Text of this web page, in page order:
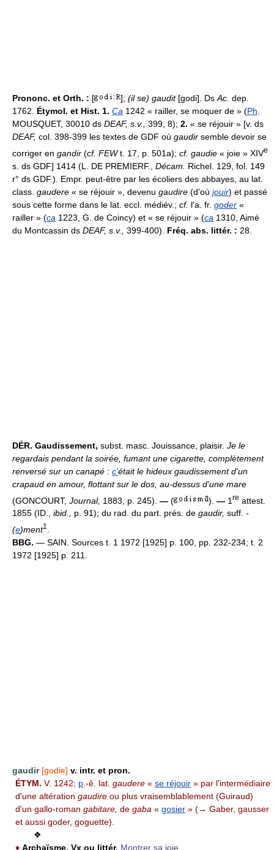
Prononc. et Orth. : [ ]; (il se) gaudit [godi]. Ds Ac. dep.
1762. Étymol. et Hist. 1. Ca 1242 « railler, se moquer de » (Ph
MOUSQUET, 30010 ds DEAF, s.v., 399, 8); 2. « se réjouir » [v. ds
DEAF, col. 398-399 les textes de GDF où gaudir semble devoir se
corriger en gandir (cf. FEWt. 17, p. 501a); cf. gaudie « joie » XIVe
s. ds GDF] 1414 (L. DE PREMIERF., Décam. Richel. 129, fol. 149
r° ds GDF.). Empr. peut-être par les écoliers des abbayes, au lat.
class. gaudere « se réjouir », devenu gaudire (d'où jouir) et passé
sous cette forme dans le lat. eccl. médiév.; cf. l'a. fr. goder «
railler » (ca 1223, G. de Coincy) et « se réjouir » (ca 1310, Aimé
du Montcassin ds DEAF, s.v., 399-400). Fréq. abs. littér. : 28.
DÉR. Gaudissement, subst. masc. Jouissance, plaisir. Je le
regardais pendant la soirée, fumant une cigarette, complètement
renversé sur un canapé : c'était le hideux gaudissement d'un
crapaud en amour, flottant sur le dos, au-dessus d'une mare
(GONCOURT, Journal, 1883, p. 245). — ( ). — 1 re attest.
1855 (ID., ibid., p. 91); du rad. du part. prés. de gaudir, suff. -
(e)ment1
BBG. — SAIN. Sources t. 1 1972 [1925] p. 100, pp. 232-234; t. 2
1972 [1925] p. 211.
gaudir [godiʀ] v. intr. et pron.
ÉTYM. V. 1242; p .-ê. lat. gaudere « se réjouir » par l'intermédiaire
d'une altération gaudire ou plus vraisemblablement (Guiraud)
d'un gallo-roman gabitare, de gaba « gosier » (→ Gaber, gausser
et aussi goder, goguette).
❖
♦ Archaïsme. Vx ou littér. Montrer sa joie.